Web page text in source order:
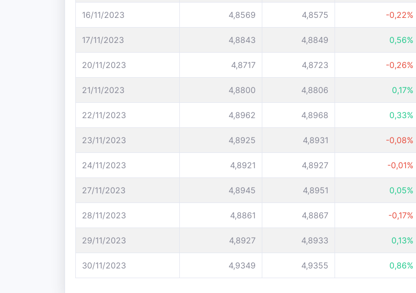
16/11/2023 4,8569 4,8575 -0,22%
17/11/2023 4,8843 4,8849 0,56%
20/11/2023 4,8717 4,8723 -0,26%
21/11/2023 4,8800 4,8806 0,17%
22/11/2023 4,8962 4,8968 0,33%
23/11/2023 4,8925 4,8931 -0,08%
24/11/2023 4,8921 4,8927 -0,01%
27/11/2023 4,8945 4,8951 0,05%
28/11/2023 4,8861 4,8867 -0,17%
29/11/2023 4,8927 4,8933 0,13%
30/11/2023 4,9349 4,9355 0,86%